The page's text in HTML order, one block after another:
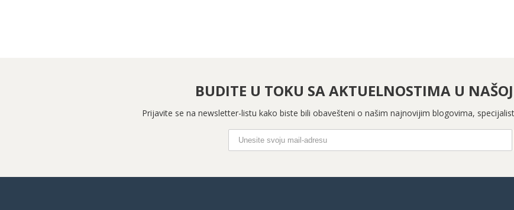
BUDITE U TOKU SA AKTUELNOSTIMA U
Prijavite se na newsletter-listu kako biste bili obavešteni o našim najnovijim blogovima,